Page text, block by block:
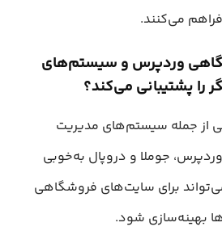
فراهم می‌کنند.
وردپرس و سیستم‌های
را پشتیبانی می‌کند؟
از جمله سیستم‌های مدیریت
جوملا و دروپال به‌خوبی
برای سایت‌های فروشگاهی
بهینه‌سازی شود.